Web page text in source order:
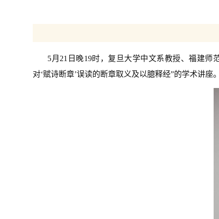
5月21日晚19时，复旦大学中文系教授、福建
对‘赋诗断章’误读的断章取义及以臆释经”的学术讲